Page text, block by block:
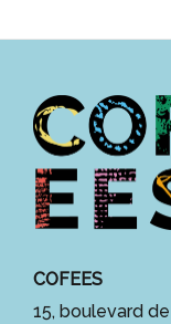
COFEES
15, boulevard